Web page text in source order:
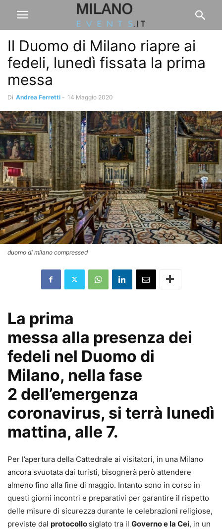
Il Duomo di Milano riapre ai
fedeli, lunedì fissata la prima
messa
Di Andrea Ferretti - 14 Maggio 2020
duomo di milano compressed
La prima
messa alla presenza dei
fedeli nel Duomo di
Milano, nella fase
2 dell’emergenza
coronavirus, si terrà lunedì
mattina, alle 7.
Per l’apertura della Cattedrale ai visitatori, in una Milano
ancora svuotata dai turisti, bisognerà però attendere
almeno fino alla fine di maggio. Intanto sono in corso in
questi giorni incontri e preparativi per garantire il rispetto
delle misure di sicurezza durante le celebrazioni religiose,
previste dal protocollo siglato tra il Governo e la Cei, in un